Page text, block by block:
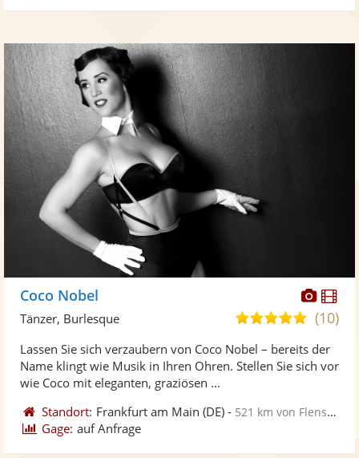
Fotos
Coco Nobel
5,0
5
(10)
Tänzer, Burlesque
Lassen Sie sich verzaubern von Coco Nobel – bereits der
Name klingt wie Musik in Ihren Ohren. Stellen Sie sich vor
wie Coco mit eleganten, graziösen ...
Standort: Frankfurt am Main (DE) - 521 km von Flensburg
Gage: auf Anfrage